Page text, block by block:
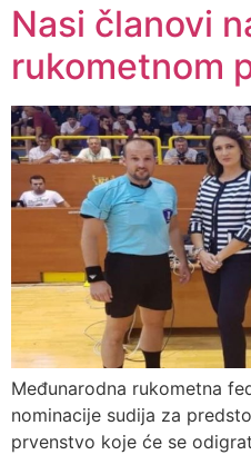
Nasi članovi
rukometnom
Međunarodna rukometna
nominacije sudija za
prvenstvo koje će se